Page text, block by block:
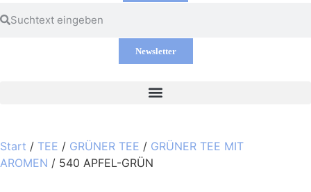
Newsletter
Start / TEE / GRÜNER TEE / GRÜNER TEE MIT
AROMEN / 540 APFEL-GRÜN